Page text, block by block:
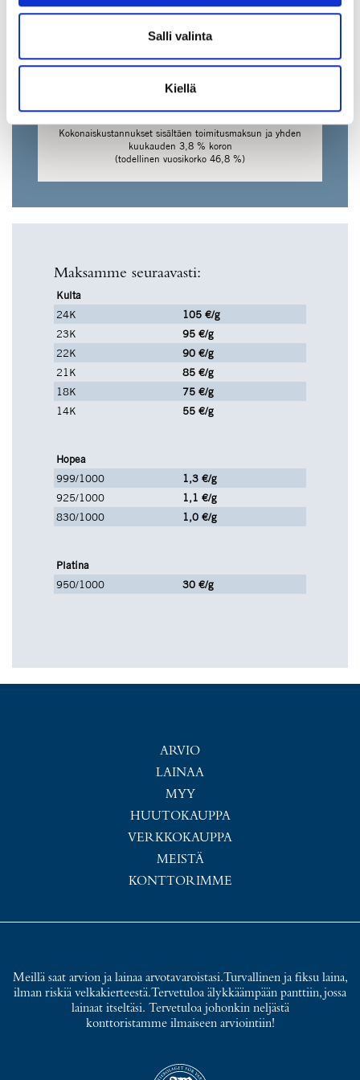
Salli valinta
Kiellä
Helsingin Pantti
27,75 €
Kokonaiskustannukset sisältäen toimitusmaksun ja yhden
kuukauden 3,8% koron
(todellinen vuosikorko 46,8 %)
Maksamme seuraavasti:
Kulta
24K
105 €/g
23K
95 €/g
22K
90 €/g
21K
85 €/g
18K
75 €/g
14K
55 €/g
Hopea
999/1000
1,3 €/g
925/1000
1,1 €/g
830/1000
1,0 €/g
Platina
950/1000
30 €/g
ARVIO
LAINAA
MYY
HUUTOKAUPPA
VERKKOKAUPPA
MEISTÄ
KONTTORIMME
Meillä saat arvion ja lainaa arvotavaroistasi. Turvallinen ja fiksu laina,
ilman riskiä velkakierteestä. Tervetuloa älykkäämpään panttiin, jossa
lainaat itseltäsi. Tervetuloa johonkin neljästä
konttoristamme ilmaiseen arviointiin!